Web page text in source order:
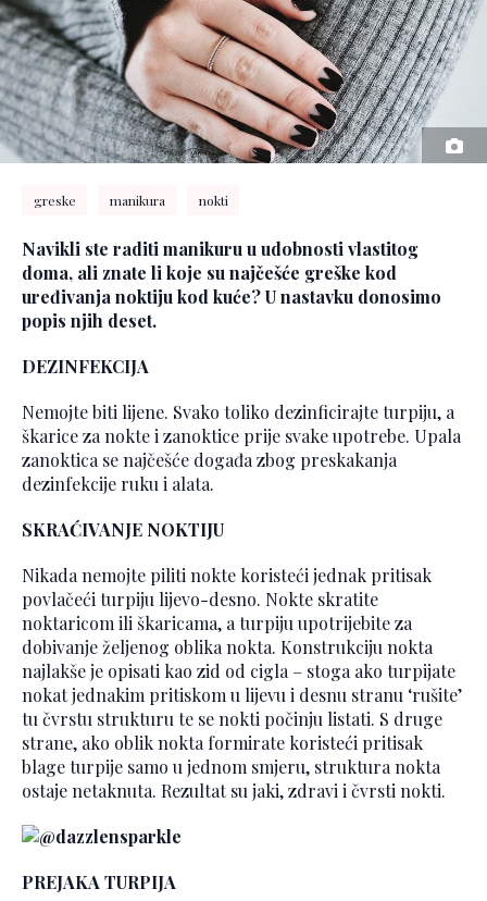
greske manikura nokti
Navikli ste raditi manikuru u udobnosti vlastitog
doma, ali znate li koje su najčešće greške kod
uređivanja noktiju kod kuće? U nastavku donosimo
popis njih deset.
DEZINFEKCIJA
Nemojte biti lijene. Svako toliko dezinficirajte turpiju, a
škarice za nokte i zanoktice prije svake upotrebe. Upala
zanoktica se najčešće događa zbog preskakanja
dezinfekcije ruku i alata.
SKRAĆIVANJE NOKTIJU
Nikada nemojte piliti nokte koristeći jednak pritisak
povlačeći turpiju lijevo-desno. Nokte skratite
noktaricom ili škaricama, a turpiju upotrijebite za
dobivanje željenog oblika nokta. Konstrukciju nokta
najlakše je opisati kao zid od cigla – stoga ako turpijate
nokat jednakim pritiskom u lijevu i desnu stranu ‘rušite’
tu čvrstu strukturu te se nokti počinju listati. S druge
strane, ako oblik nokta formirate koristeći pritisak
blage turpije samo u jednom smjeru, struktura nokta
ostaje netaknuta. Rezultat su jaki, zdravi i čvrsti nokti.
PREJAKA TURPIJA